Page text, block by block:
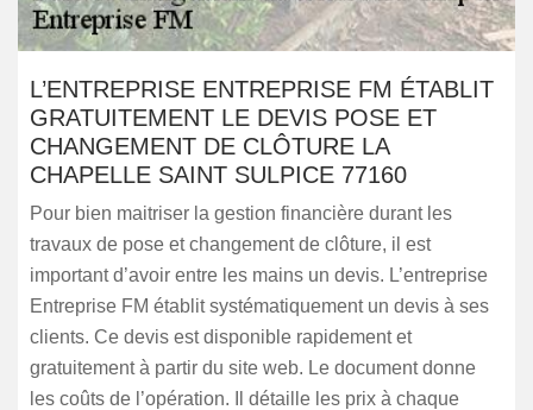
L’ENTREPRISE ENTREPRISE FM ÉTABLIT
GRATUITEMENT LE DEVIS POSE ET
CHANGEMENT DE CLÔTURE LA
CHAPELLE SAINT SULPICE 77160
Pour bien maitriser la gestion financière durant les
travaux de pose et changement de clôture, il est
important d’avoir entre les mains un devis. L’entreprise
Entreprise FM établit systématiquement un devis à ses
clients. Ce devis est disponible rapidement et
gratuitement à partir du site web. Le document donne
les coûts de l’opération. Il détaille les prix à chaque